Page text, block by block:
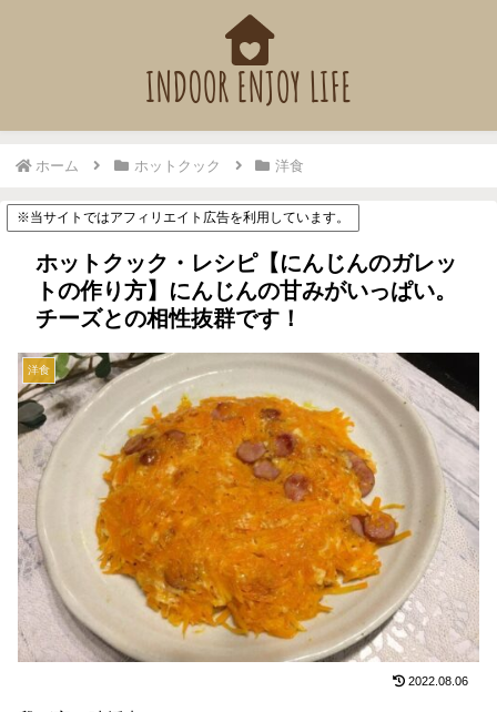
ホーム ホットクック 洋食
※当サイトではアフィリエイト広告を利用しています。
ホットクック・レシピ【にんじんのガレッ
トの作り方】にんじんの甘みがいっぱい。
チーズとの相性抜群です！
洋食
2022.08.06